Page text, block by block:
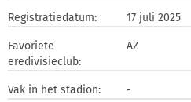
Registratiedatum: 17 juli 2025
Favoriete
eredivisieclub:
AZ
Vak in het stadion: -